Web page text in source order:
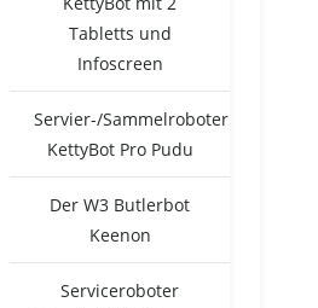
Tabletts und
Infoscreen
Servier-/Sammelroboter
KettyBot Pro Pudu
Der W3 Butlerbot
Keenon
Serviceroboter